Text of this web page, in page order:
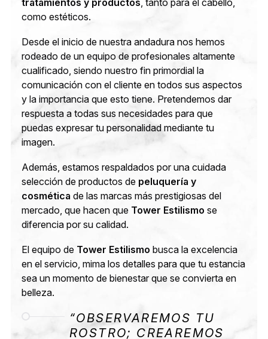
tratamientos y productos, tanto para el cabello,
como estéticos.
Desde el inicio de nuestra andadura nos hemos
rodeado de un equipo de profesionales altamente
cualificado, siendo nuestro fin primordial la
comunicación con el cliente en todos sus aspectos
y la importancia que esto tiene. Pretendemos dar
respuesta a todas sus necesidades para que
puedas expresar tu personalidad mediante tu
imagen.
Además, estamos respaldados por una cuidada
selección de productos de peluquería y
cosmética de las marcas más prestigiosas del
mercado, que hacen que Tower Estilismo se
diferencia por su calidad.
El equipo de Tower Estilismo busca la excelencia
en el servicio, mima los detalles para que tu estancia
sea un momento de bienestar que se convierta en
belleza.
“OBSERVAREMOS TU
ROSTRO; CREAREMOS